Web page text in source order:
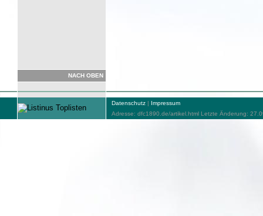
NACH OBEN
Datenschutz | Impressum
Adresse: dfc1890.de/artikel.html Letzte Änderung: